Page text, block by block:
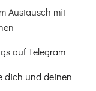
Austausch mit
auf Telegram
dich und deinen